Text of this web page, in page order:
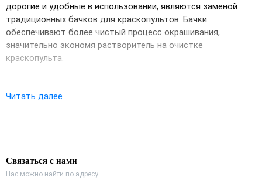
дорогие и удобные в использовании, являются заменой
традиционных бачков для краскопультов. Бачки
обеспечивают более чистый процесс окрашивания,
значительно экономя растворитель на очистке
краскопульта.
Одноразовый бачок ONET ECH EPS для краскопульта очень
Читать далее
Связаться с нами
Нас можно найти по адресу